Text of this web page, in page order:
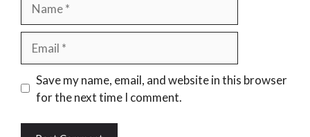
Website
Save my name, email, and website in this browser
for the next time I comment.